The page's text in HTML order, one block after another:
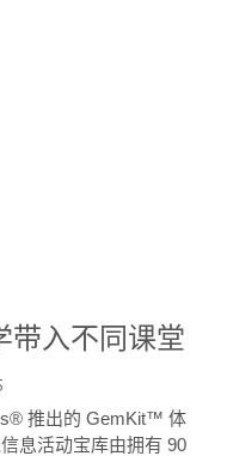
带入不同课堂
推出的 GemKit™ 体
息活动宝库由拥有 90